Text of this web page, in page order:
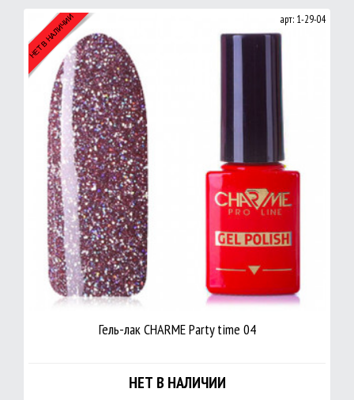
арт: 1-29-04
Гель-лак CHARME Party time 04
НЕТ В НАЛИЧИИ